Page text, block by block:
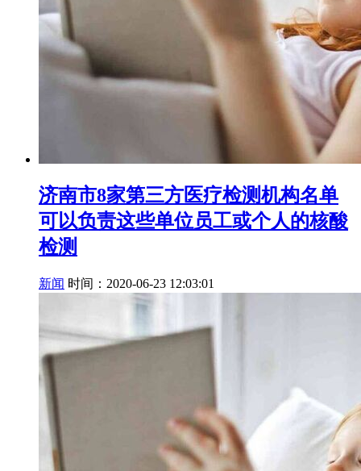
济南市8家第三方医疗检测机构名单
可以负责这些单位员工或个人的核酸
检测
新闻 时间：2020-06-23 12:03:01